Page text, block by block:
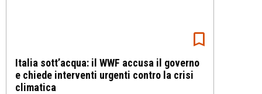
Italia sott’acqua: il WWF accusa il governo
e chiede interventi urgenti contro la crisi
climatica